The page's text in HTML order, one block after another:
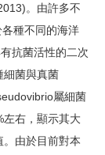
。由許多不
種不同的海洋
抗菌活性的二次
細菌與真菌
屬細菌
左右，顯示其大
由於目前對本